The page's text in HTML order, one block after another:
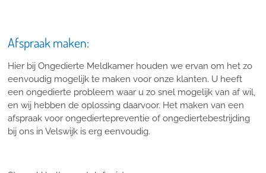
Afspraak maken:
Hier bij Ongedierte Meldkamer houden we ervan om het zo
eenvoudig mogelijk te maken voor onze klanten. U heeft
een ongedierte probleem waar u zo snel mogelijk van af wil,
en wij hebben de oplossing daarvoor. Het maken van een
afspraak voor ongediertepreventie of ongediertebestrijding
bij ons in Velswijk is erg eenvoudig.